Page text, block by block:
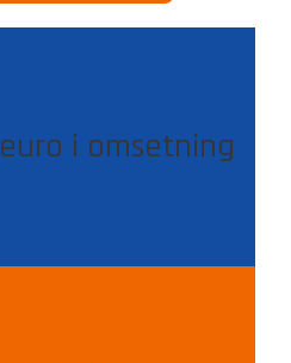
euro i omsetning